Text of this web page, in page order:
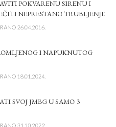
POKVARENU SIRENU I
NEPRESTANO TRUBLJENJE
26.04.2016.
I NAPUKNUTOG
18.01.2024.
SVOJ JMBG U SAMO 3
31.10.2022.